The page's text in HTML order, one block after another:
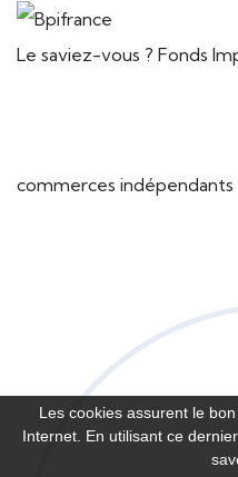
Le saviez-vous ? Fonds
commerces indépendants
Les cookies assurent le
Internet. En utilisant ce